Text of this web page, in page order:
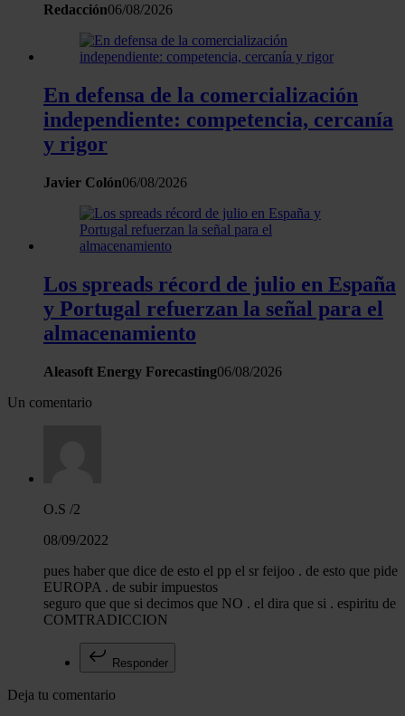
que les haya proporcionado o que hayan recopilado a
Redacción06/08/2026
En defensa de la comercialización
independiente: competencia, cercanía
y rigor
Javier Colón06/08/2026
Los spreads récord de julio en España
y Portugal refuerzan la señal para el
almacenamiento
Aleasoft Energy Forecasting06/08/2026
Un comentario
O.S /2
08/09/2022
pues haber que dice de esto el pp el sr feijoo . de esto que pide
EUROPA . de subir impuestos
seguro que que si decimos que NO . el dira que si . espiritu de
COMTRADICCION
Responder
Deja tu comentario